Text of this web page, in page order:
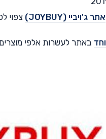
אתר ג'ויביי (JOYBUY) צפוי
באתר לעשרות אלפי